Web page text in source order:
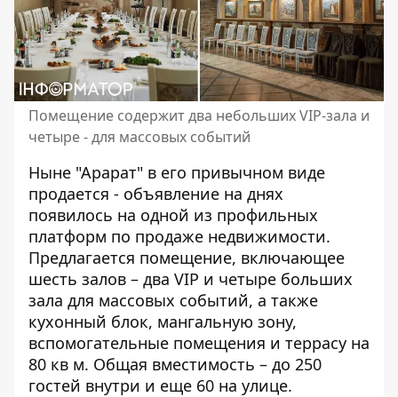
Помещение содержит два небольших VIP-зала и
четыре - для массовых событий
Ныне "Арарат" в его привычном виде
продается - объявление на днях
появилось на одной из профильных
платформ по продаже недвижимости.
Предлагается помещение, включающее
шесть залов – два VIP и четыре больших
зала для массовых событий, а также
кухонный блок, мангальную зону,
вспомогательные помещения и террасу на
80 кв м. Общая вместимость – до 250
гостей внутри и еще 60 на улице.